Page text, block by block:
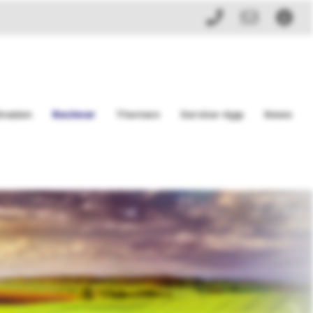
Rechner Themen Service-App News